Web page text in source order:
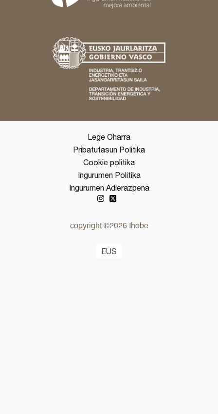
Lege Oharra
Pribatutasun Politika
Cookie politika
Ingurumen Politika
Ingurumen Adierazpena
copyright ©2026 Ihobe
EUS